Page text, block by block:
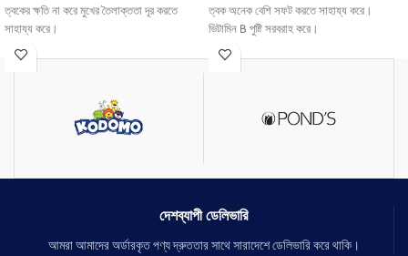
ত্বকের ক্ষতি না করে মুখের তৈলাক্ততা দূর করতে
সাহায্য করে।
ব্রণ সৃষ্টিকারী ব্যাকটেরিয়াকে বাধা দেয়।
মুখের তৈলাক্ততা কমায় যা ব্রণের সমস্যা হতে পারে।
ত্বক অনেক বেশি সফট করতে সাহায্য করে।
ভিটামিন B পুষ্টি সরবরাহ করে।
ত্বক ময়েশ্চার করতে সাহায্য করে।
ত্বক অনেক বেশি মসৃণ করতে সাহায্য করে।
দেশব্যাপী ডেলিভারি
আমরা আমাদের অর্ডারকৃত পণ্য দ্রুততার সাথে সারাদেশে ডেলিভারি করে থাকি।